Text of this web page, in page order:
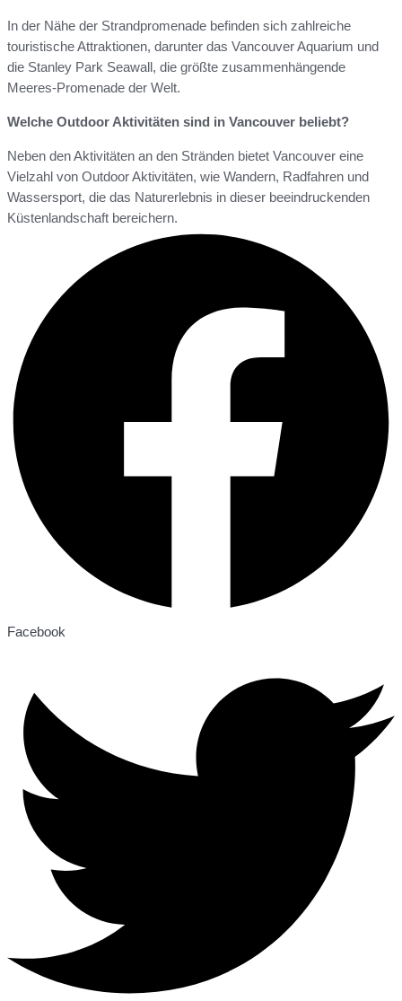
In der Nähe der Strandpromenade befinden sich zahlreiche
touristische Attraktionen, darunter das Vancouver Aquarium und
die Stanley Park Seawall, die größte zusammenhängende
Meeres-Promenade der Welt.
Welche Outdoor Aktivitäten sind in Vancouver beliebt?
Neben den Aktivitäten an den Stränden bietet Vancouver eine
Vielzahl von Outdoor Aktivitäten, wie Wandern, Radfahren und
Wassersport, die das Naturerlebnis in dieser beeindruckenden
Küstenlandschaft bereichern.
Facebook